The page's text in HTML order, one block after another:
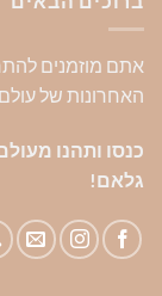
אתם מוזמנים
האחרונות של
כנסו ותהנו
גלאם!